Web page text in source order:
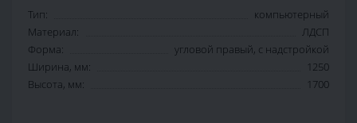
Тип:
компьютерный
Материал:
ЛДСП
Форма:
угловой правый, с надстройкой
Ширина, мм:
1250
Высота, мм:
1700